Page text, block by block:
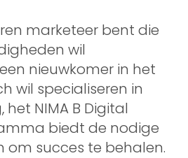
marketeer bent die
wil
nieuwkomer in het
wil specialiseren in
NIMA B Digital
biedt de nodige
om succes te behalen.